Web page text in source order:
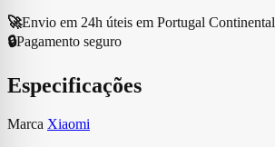
🚀Envio em 24h úteis em Portugal Continental
🔒Pagamento seguro
Especificações
Marca Xiaomi